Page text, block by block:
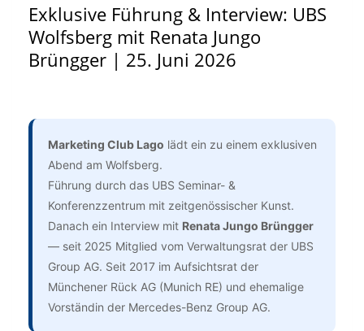
Exklusive Führung & Interview: UBS
Wolfsberg mit Renata Jungo
Brüngger | 25. Juni 2026
Marketing Club Lago lädt ein zu einem exklusiven
Abend am Wolfsberg.
Führung durch das UBS Seminar- &
Konferenzzentrum mit zeitgenössischer Kunst.
Danach ein Interview mit Renata Jungo Brüngger
— seit 2025 Mitglied vom Verwaltungsrat der UBS
Group AG. Seit 2017 im Aufsichtsrat der
Münchener Rück AG (Munich RE) und ehemalige
Vorständin der Mercedes-Benz Group AG.